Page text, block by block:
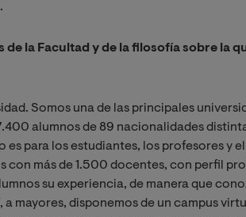
de la Facultad y de la filosofía sobre la
Somos una de las principales
alumnos de 89 nacionalidades
para los estudiantes, los profesores y
con más de 1.500 docentes, con perfil
su experiencia, de manera que
mayores, disponemos de un campus